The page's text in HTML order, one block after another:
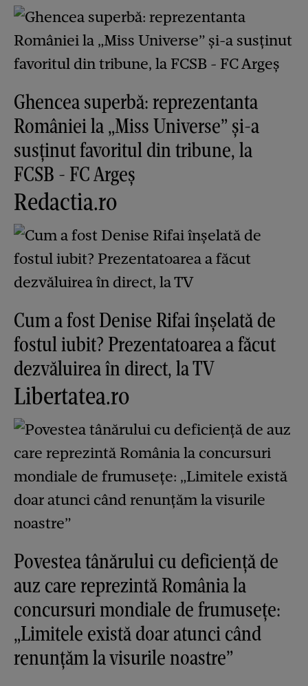
Ghencea superbă: reprezentanta
României la „Miss Universe” și-a
susținut favoritul din tribune, la
FCSB - FC Argeș
Redactia.ro
Cum a fost Denise Rifai înșelată de
fostul iubit? Prezentatoarea a făcut
dezvăluirea în direct, la TV
Libertatea.ro
Povestea tânărului cu deficiență de
auz care reprezintă România la
concursuri mondiale de frumusețe:
„Limitele există doar atunci când
renunțăm la visurile noastre”